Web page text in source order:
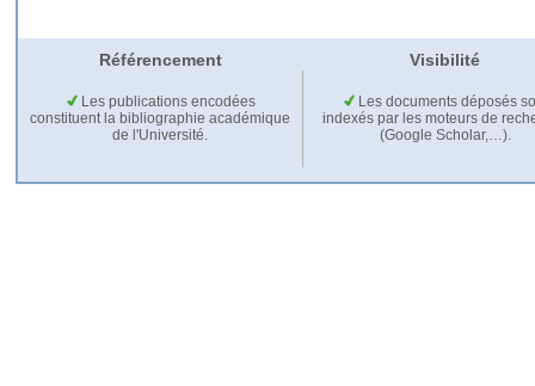
Référencement Visibilité
Les publications encodées
constituent la bibliographie académique
de l'Université.
Les documents déposés
indexés par les moteurs de
(Google Scholar,…).